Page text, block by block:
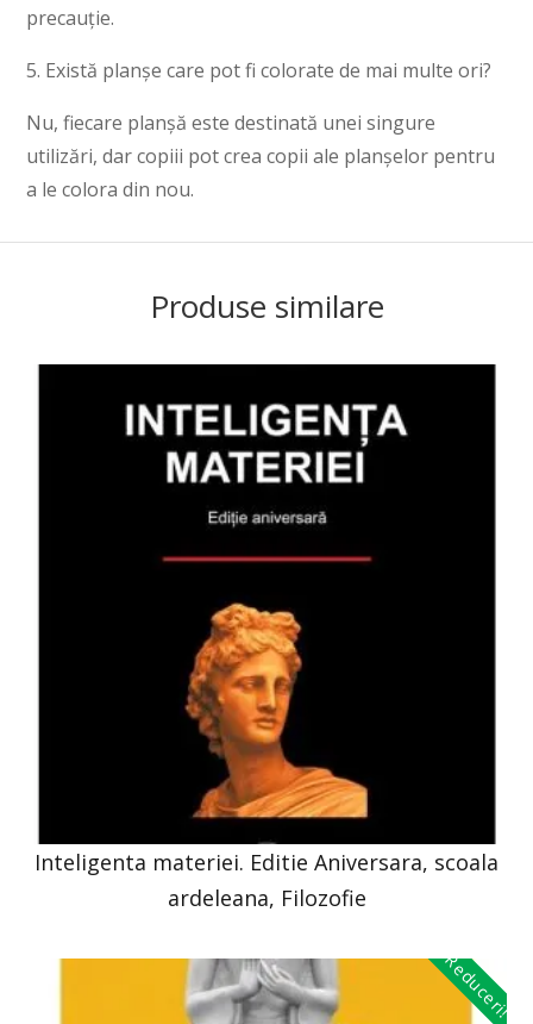
precauție.
5. Există planșe care pot fi colorate de mai multe ori?
Nu, fiecare planșă este destinată unei singure
utilizări, dar copiii pot crea copii ale planșelor pentru
a le colora din nou.
Produse similare
Inteligenta materiei. Editie Aniversara, scoala
ardeleana, Filozofie
Reduceri!